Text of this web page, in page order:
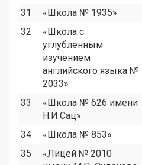
31
«Школа № 1935»
32
«Школа с
углубленным
изучением
английского языка №
2033»
33
«Школа № 626 имени
Н.И.Сац»
34 «Школа № 853»
35
«Лицей № 2010